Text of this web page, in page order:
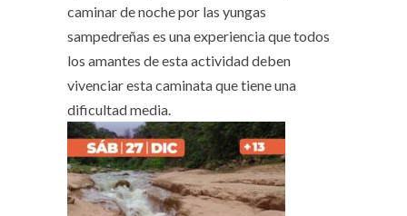
caminar de noche por las yungas
sampedreñas es una experiencia que todos
los amantes de esta actividad deben
vivenciar esta caminata que tiene una
dificultad media.